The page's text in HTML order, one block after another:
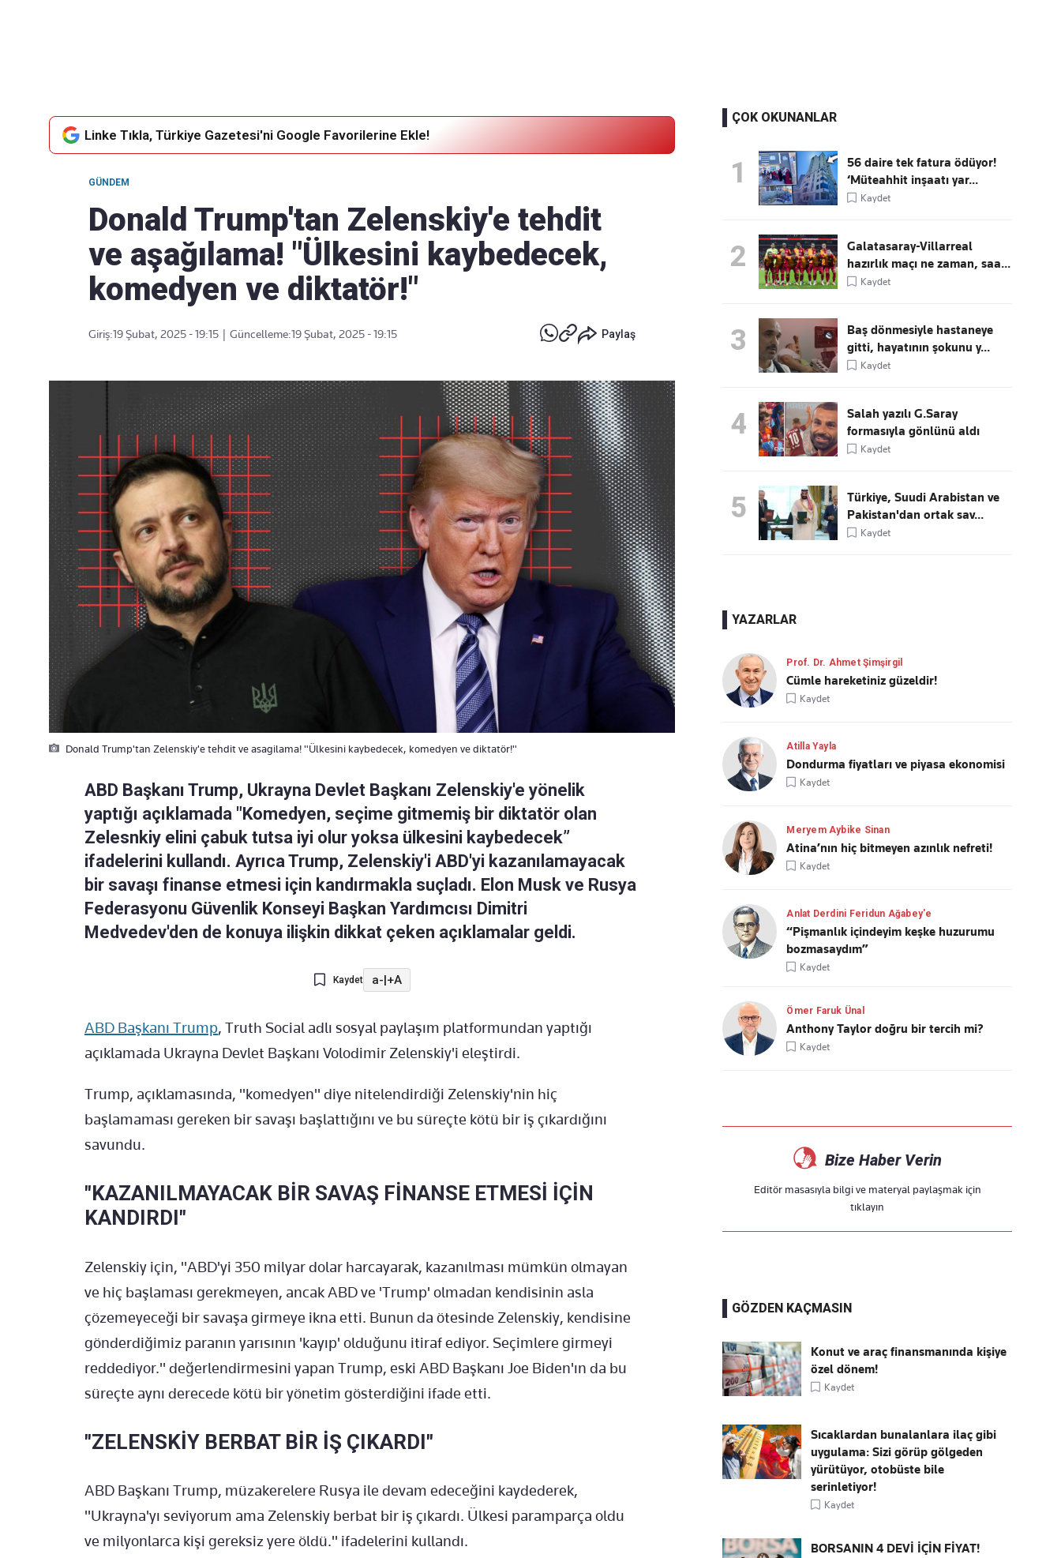
Linke Tıkla, Türkiye Gazetesi'ni Google Favorilerine Ekle!
GÜNDEM
Donald Trump'tan Zelenskiy'e tehdit
ve aşağılama! "Ülkesini kaybedecek,
komedyen ve diktatör!"
Giriş:19 Şubat, 2025 - 19:15 Güncelleme:19 Şubat, 2025 - 19:15 Paylaş
Donald Trump'tan Zelenskiy'e tehdit ve asagilama! "Ülkesini kaybedecek, komedyen ve diktatör!"
ABD Başkanı Trump, Ukrayna Devlet Başkanı Zelenskiy'e yönelik
yaptığı açıklamada "Komedyen, seçime gitmemiş bir diktatör olan
Zelesnkiy elini çabuk tutsa iyi olur yoksa ülkesini kaybedecek”
ifadelerini kullandı. Ayrıca Trump, Zelenskiy'i ABD'yi kazanılamayacak
bir savaşı finanse etmesi için kandırmakla suçladı. Elon Musk ve Rusya
Federasyonu Güvenlik Konseyi Başkan Yardımcısı Dimitri
Medvedev'den de konuya ilişkin dikkat çeken açıklamalar geldi.
Kaydet a-|+A
ABD Başkanı Trump, Truth Social adlı sosyal paylaşım platformundan yaptığı
açıklamada Ukrayna Devlet Başkanı Volodimir Zelenskiy'i eleştirdi.
Trump, açıklamasında, "komedyen" diye nitelendirdiği Zelenskiy'nin hiç
başlamaması gereken bir savaşı başlattığını ve bu süreçte kötü bir iş çıkardığını
savundu.
"KAZANILMAYACAK BİR SAVAŞ FİNANSE ETMESİ İÇİN
KANDIRDI"
Zelenskiy için, "ABD'yi 350 milyar dolar harcayarak, kazanılması mümkün olmayan
ve hiç başlaması gerekmeyen, ancak ABD ve 'Trump' olmadan kendisinin asla
çözemeyeceği bir savaşa girmeye ikna etti. Bunun da ötesinde Zelenskiy, kendisine
gönderdiğimiz paranın yarısının 'kayıp' olduğunu itiraf ediyor. Seçimlere girmeyi
reddediyor." değerlendirmesini yapan Trump, eski ABD Başkanı Joe Biden'ın da bu
süreçte aynı derecede kötü bir yönetim gösterdiğini ifade etti.
"ZELENSKİY BERBAT BİR İŞ ÇIKARDI"
ABD Başkanı Trump, müzakerelere Rusya ile devam edeceğini kaydederek,
"Ukrayna'yı seviyorum ama Zelenskiy berbat bir iş çıkardı. Ülkesi paramparça oldu
ve milyonlarca kişi gereksiz yere öldü." ifadelerini kullandı.
ÇOK OKUNANLAR
1
56 daire tek fatura ödüyor!
‘Müteahhit inşaatı yar...
Kaydet
2
Galatasaray-Villarreal
hazırlık maçı ne zaman, saa...
Kaydet
3
Baş dönmesiyle hastaneye
gitti, hayatının şokunu y...
Kaydet
4
Salah yazılı G.Saray
formasıyla gönlünü aldı
Kaydet
5
Türkiye, Suudi Arabistan ve
Pakistan'dan ortak sav...
Kaydet
YAZARLAR
Prof. Dr. Ahmet Şimşirgil
Cümle hareketiniz güzeldir!
Kaydet
Atilla Yayla
Dondurma fiyatları ve piyasa ekonomisi
Kaydet
Meryem Aybike Sinan
Atina’nın hiç bitmeyen azınlık nefreti!
Kaydet
Anlat Derdini Feridun Ağabey'e
“Pişmanlık içindeyim keşke huzurumu
bozmasaydım”
Kaydet
Ömer Faruk Ünal
Anthony Taylor doğru bir tercih mi?
Kaydet
Bize Haber Verin
Editör masasıyla bilgi ve materyal paylaşmak için
tıklayın
GÖZDEN KAÇMASIN
Konut ve araç finansmanında kişiye
özel dönem!
Kaydet
Sıcaklardan bunalanlara ilaç gibi
uygulama: Sizi görüp gölgeden
yürütüyor, otobüste bile
serinletiyor!
Kaydet
BORSANIN 4 DEVİ İÇİN FİYAT!